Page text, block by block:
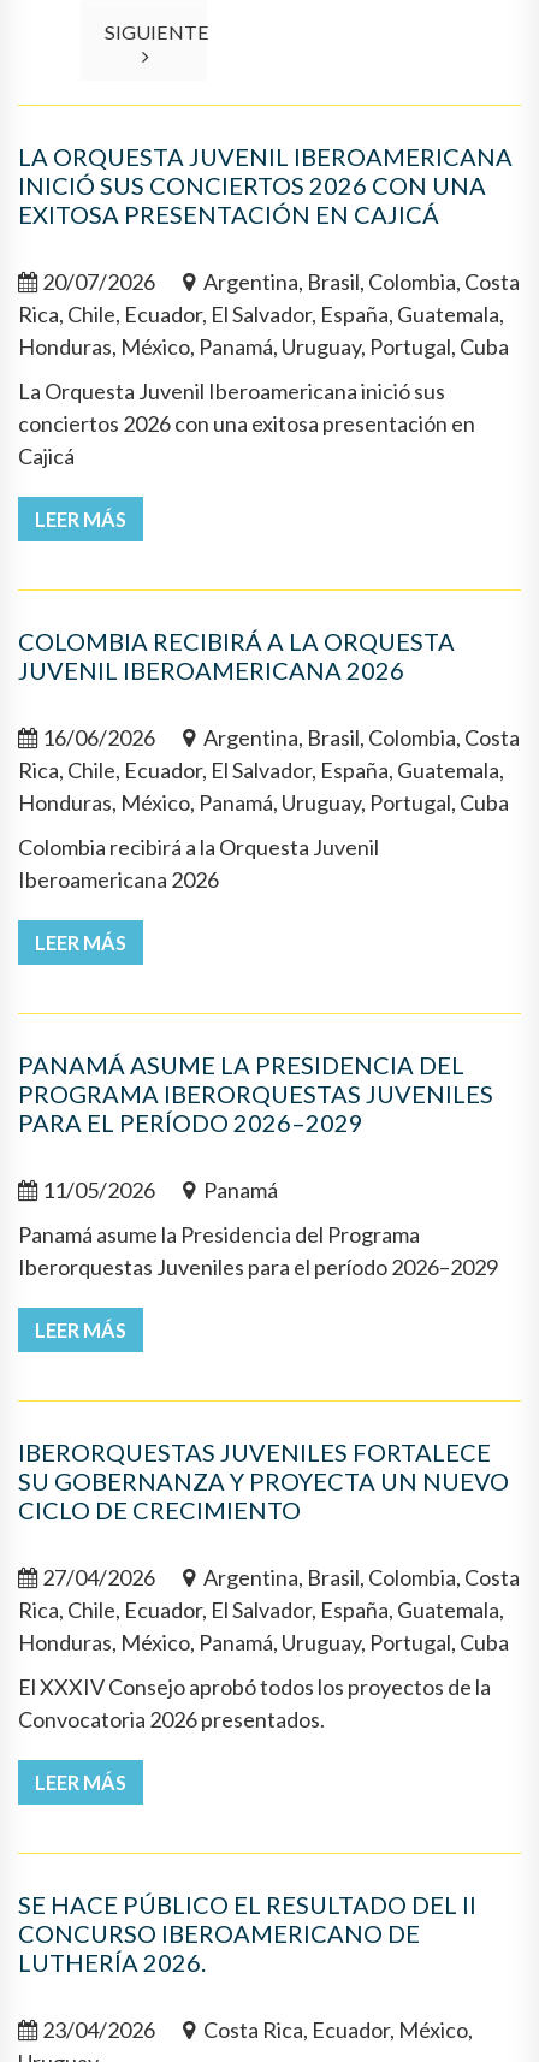
SIGUIENTE
LA ORQUESTA JUVENIL IBEROAMERICANA
INICIÓ SUS CONCIERTOS 2026 CON UNA
EXITOSA PRESENTACIÓN EN CAJICÁ
20/07/2026
Argentina, Brasil, Colombia, Costa
Rica, Chile, Ecuador, El Salvador, España, Guatemala,
Honduras, México, Panamá, Uruguay, Portugal, Cuba
La Orquesta Juvenil Iberoamericana inició sus
conciertos 2026 con una exitosa presentación en
Cajicá
LEER MÁS
COLOMBIA RECIBIRÁ A LA ORQUESTA
JUVENIL IBEROAMERICANA 2026
16/06/2026
Argentina, Brasil, Colombia, Costa
Rica, Chile, Ecuador, El Salvador, España, Guatemala,
Honduras, México, Panamá, Uruguay, Portugal, Cuba
Colombia recibirá a la Orquesta Juvenil
Iberoamericana 2026
LEER MÁS
PANAMÁ ASUME LA PRESIDENCIA DEL
PROGRAMA IBERORQUESTAS JUVENILES
PARA EL PERÍODO 2026–2029
11/05/2026
Panamá
Panamá asume la Presidencia del Programa
Iberorquestas Juveniles para el período 2026–2029
LEER MÁS
IBERORQUESTAS JUVENILES FORTALECE
SU GOBERNANZA Y PROYECTA UN NUEVO
CICLO DE CRECIMIENTO
27/04/2026
Argentina, Brasil, Colombia, Costa
Rica, Chile, Ecuador, El Salvador, España, Guatemala,
Honduras, México, Panamá, Uruguay, Portugal, Cuba
El XXXIV Consejo aprobó todos los proyectos de la
Convocatoria 2026 presentados.
LEER MÁS
SE HACE PÚBLICO EL RESULTADO DEL II
CONCURSO IBEROAMERICANO DE
LUTHERÍA 2026.
23/04/2026
Costa Rica, Ecuador, México,